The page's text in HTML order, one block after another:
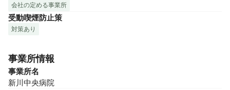
会社の定める事業所
受動喫煙防止策
対策あり
事業所情報
事業所名
新川中央病院